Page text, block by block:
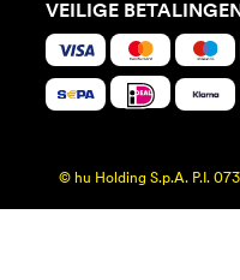
VEILIGE BETALINGEN
© hu Holding S.p.A. P.I.